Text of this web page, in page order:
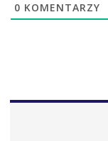
0 KOMENTARZY